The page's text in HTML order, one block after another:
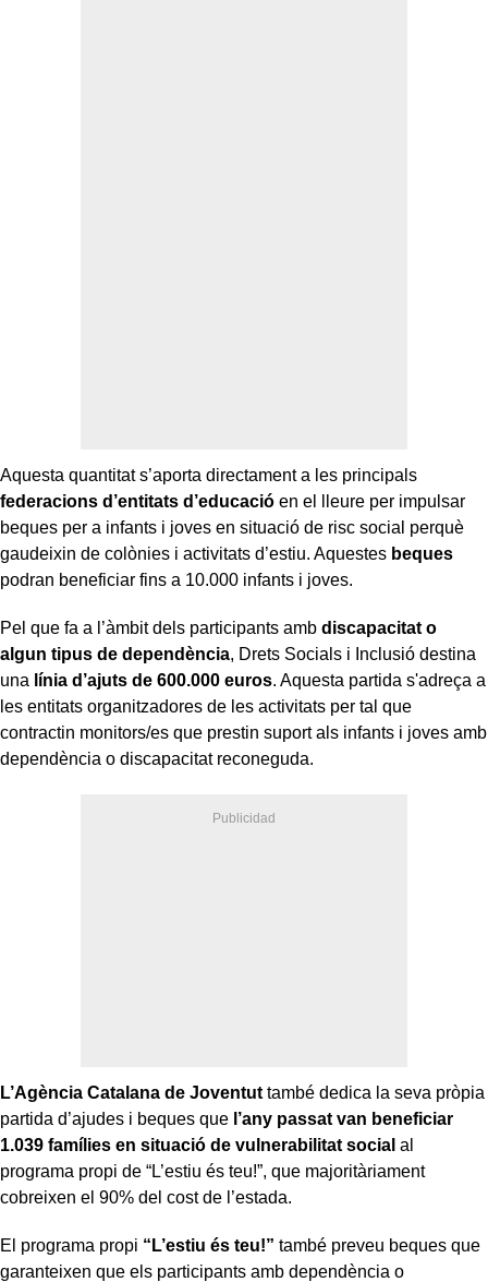
Aquesta quantitat s’aporta directament a les principals
federacions d’entitats d’educació en el lleure per impulsar
beques per a infants i joves en situació de risc social perquè
gaudeixin de colònies i activitats d’estiu. Aquestes beques
podran beneficiar fins a 10.000 infants i joves.
Pel que fa a l’àmbit dels participants amb discapacitat o
algun tipus de dependència, Drets Socials i Inclusió destina
una línia d’ajuts de 600.000 euros. Aquesta partida s'adreça a
les entitats organitzadores de les activitats per tal que
contractin monitors/es que prestin suport als infants i joves amb
dependència o discapacitat reconeguda.
L’Agència Catalana de Joventut també dedica la seva pròpia
partida d’ajudes i beques que l’any passat van beneficiar
1.039 famílies en situació de vulnerabilitat social al
programa propi de “L’estiu és teu!”, que majoritàriament
cobreixen el 90% del cost de l’estada.
El programa propi “L’estiu és teu!” també preveu beques que
garanteixen que els participants amb dependència o